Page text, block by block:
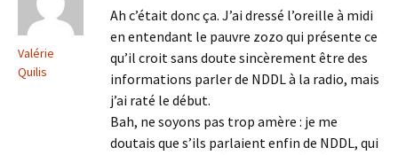
Valérie
Quilis
Ah c’était donc ça. J’ai dressé l’oreille à midi
en entendant le pauvre zozo qui présente ce
qu’il croit sans doute sincèrement être des
informations parler de NDDL à la radio, mais
j’ai raté le début.
Bah, ne soyons pas trop amère : je me
doutais que s’ils parlaient enfin de NDDL, qui